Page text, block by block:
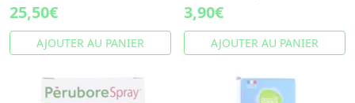
25,50€
AJOUTER AU PANIER
3,90€
AJOUTER AU PANIER